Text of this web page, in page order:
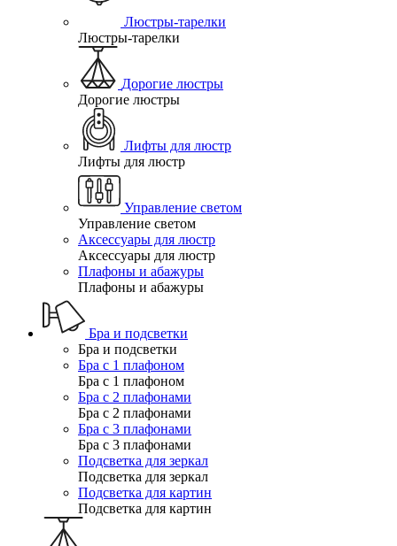
Люстры-тарелки
Люстры-тарелки
Дорогие люстры
Дорогие люстры
Лифты для люстр
Лифты для люстр
Управление светом
Управление светом
Аксессуары для люстр
Аксессуары для люстр
Плафоны и абажуры
Плафоны и абажуры
Бра и подсветки
Бра и подсветки
Бра с 1 плафоном
Бра с 1 плафоном
Бра с 2 плафонами
Бра с 2 плафонами
Бра с 3 плафонами
Бра с 3 плафонами
Подсветка для зеркал
Подсветка для зеркал
Подсветка для картин
Подсветка для картин